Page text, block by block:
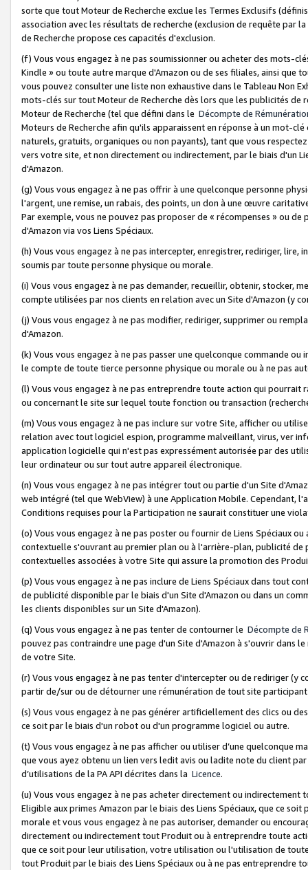
sorte que tout Moteur de Recherche exclue les Termes Exclusifs
association avec les résultats de recherche (exclusion de requête
de Recherche propose ces capacités d'exclusion.
(f) Vous vous engagez à ne pas soumissionner ou acheter des mots-
Kindle » ou toute autre marque d'Amazon ou de ses filiales, ainsi que
vous pouvez consulter une liste non exhaustive dans le Tableau Non
mots-clés sur tout Moteur de Recherche dès lors que les publicités de
Moteur de Recherche (tel que défini dans le Décompte de
Moteurs de Recherche afin qu'ils apparaissent en réponse à un mot-
naturels, gratuits, organiques ou non payants), tant que vous
vers votre site, et non directement ou indirectement, par le biais d'un
d'Amazon.
(g) Vous vous engagez à ne pas offrir à une quelconque personne
l'argent, une remise, un rabais, des points, un don à une œuvre
Par exemple, vous ne pouvez pas proposer de « récompenses » ou
d'Amazon via vos Liens Spéciaux.
(h) Vous vous engagez à ne pas intercepter, enregistrer, rediriger,
soumis par toute personne physique ou morale.
(i) Vous vous engagez à ne pas demander, recueillir, obtenir, stocker,
compte utilisées par nos clients en relation avec un Site d'Amazon (y
(j) Vous vous engagez à ne pas modifier, rediriger, supprimer ou
d'Amazon.
(k) Vous vous engagez à ne pas passer une quelconque commande
le compte de toute tierce personne physique ou morale ou à ne pas
(l) Vous vous engagez à ne pas entreprendre toute action qui
ou concernant le site sur lequel toute fonction ou transaction
(m) Vous vous engagez à ne pas inclure sur votre Site, afficher ou
relation avec tout logiciel espion, programme malveillant, virus, ver
application logicielle qui n'est pas expressément autorisée par des
leur ordinateur ou sur tout autre appareil électronique.
(n) Vous vous engagez à ne pas intégrer tout ou partie d'un Site
web intégré (tel que WebView) à une Application Mobile. Cependant,
Conditions requises pour la Participation ne saurait constituer une
(o) Vous vous engagez à ne pas poster ou fournir de Liens Spéciaux
contextuelle s'ouvrant au premier plan ou à l'arrière-plan, publicité
contextuelles associées à votre Site qui assure la promotion des
(p) Vous vous engagez à ne pas inclure de Liens Spéciaux dans tout
de publicité disponible par le biais d'un Site d'Amazon ou dans un
les clients disponibles sur un Site d'Amazon).
(q) Vous vous engagez à ne pas tenter de contourner le Décompte de
pouvez pas contraindre une page d'un Site d'Amazon à s'ouvrir dans
de votre Site.
(r) Vous vous engagez à ne pas tenter d'intercepter ou de rediriger
partir de/sur ou de détourner une rémunération de tout site
(s) Vous vous engagez à ne pas générer artificiellement des clics ou
ce soit par le biais d'un robot ou d'un programme logiciel ou autre.
(t) Vous vous engagez à ne pas afficher ou utiliser d’une quelconque
que vous ayez obtenu un lien vers ledit avis ou ladite note du client
d’utilisations de la PA API décrites dans la Licence.
(u) Vous vous engagez à ne pas acheter directement ou
Eligible aux primes Amazon par le biais des Liens Spéciaux, que ce
morale et vous vous engagez à ne pas autoriser, demander ou
directement ou indirectement tout Produit ou à entreprendre toute
que ce soit pour leur utilisation, votre utilisation ou l'utilisation de
tout Produit par le biais des Liens Spéciaux ou à ne pas entreprendre